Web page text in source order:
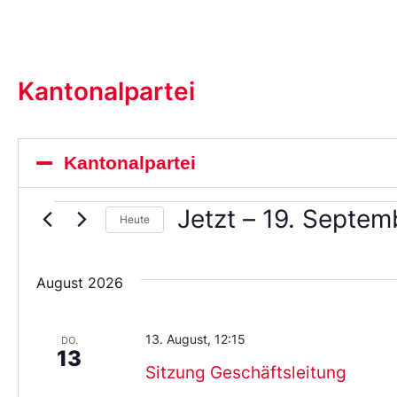
Kantonalpartei
Kantonalpartei
Heute Jetzt – 19.
das
August 2026
DO.
13
Sitzung Geschäftsleitung
13. August, 12:15